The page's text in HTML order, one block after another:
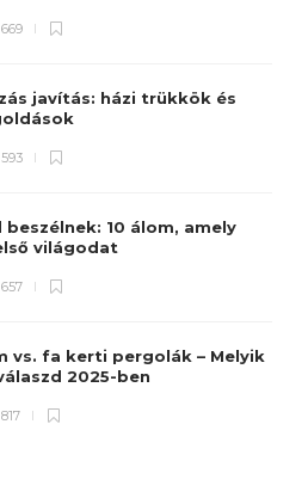
669
javítás: házi trükkök és
593
beszélnek: 10 álom, amely
világodat
657
vs. fa kerti pergolák – Melyik
2025-ben
817